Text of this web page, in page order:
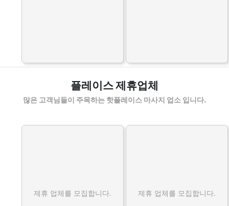
플레이스 제휴업체
많은 고객님들이 주목하는 핫플레이스 마사지 업소 입니다.
제휴 업체를 모집합니다. 제휴 업체를 모집합니다.